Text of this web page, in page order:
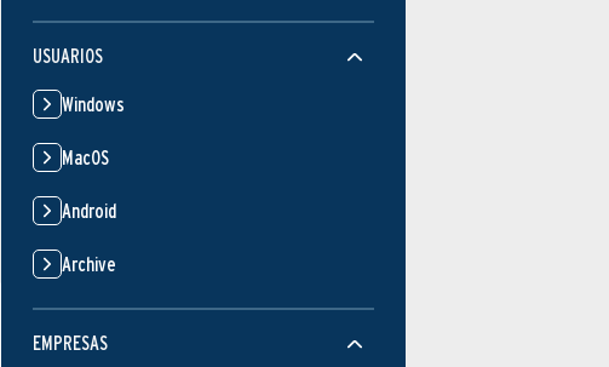
USUARIOS
Windows
MacOS
Android
Archive
EMPRESAS